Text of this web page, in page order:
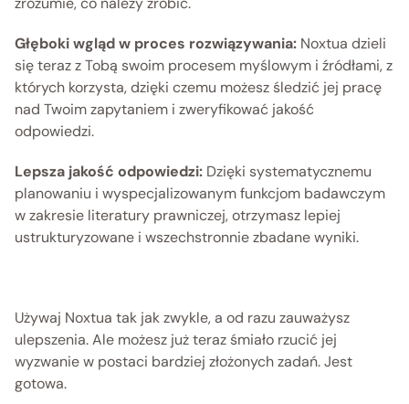
Głęboki wgląd w proces rozwiązywania: Noxtua dzieli
się teraz z Tobą swoim procesem myślowym i źródłami, z
których korzysta, dzięki czemu możesz śledzić jej pracę
nad Twoim zapytaniem i zweryfikować jakość
odpowiedzi.
Lepsza jakość odpowiedzi: Dzięki systematycznemu
planowaniu i wyspecjalizowanym funkcjom badawczym
w zakresie literatury prawniczej, otrzymasz lepiej
ustrukturyzowane i wszechstronnie zbadane wyniki.
Używaj Noxtua tak jak zwykle, a od razu zauważysz
ulepszenia. Ale możesz już teraz śmiało rzucić jej
wyzwanie w postaci bardziej złożonych zadań. Jest
gotowa.